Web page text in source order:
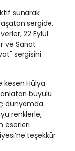
sunarak
sergide,
22 Eylül
ve Sanat
sergisini
kesen Hülya
büyülü
dünyamda
renklerle,
eserleri
teşekkür